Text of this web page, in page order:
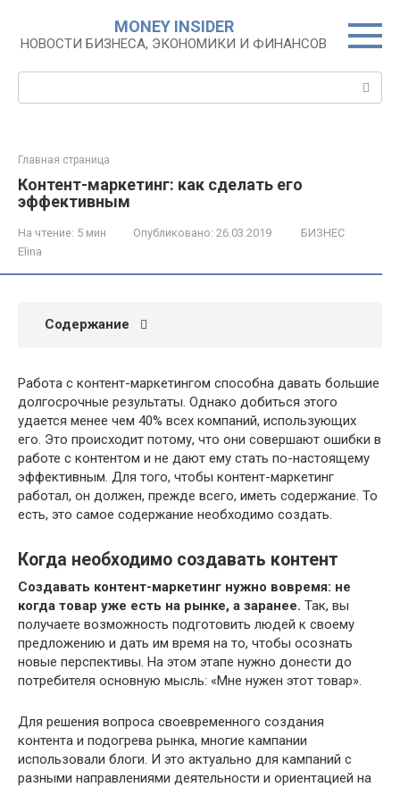
контенту
MONEY INSIDER
НОВОСТИ БИЗНЕСА, ЭКОНОМИКИ И ФИНАНСОВ
Главная страница
Контент-маркетинг: как сделать его
эффективным
На чтение: 5 мин Опубликовано: 26.03.2019
БИЗНЕС
Elina
Содержание
Работа с контент-маркетингом способна давать большие
долгосрочные результаты. Однако добиться этого
удается менее чем 40% всех компаний, использующих
его. Это происходит потому, что они совершают ошибки в
работе с контентом и не дают ему стать по-настоящему
эффективным. Для того, чтобы контент-маркетинг
работал, он должен, прежде всего, иметь содержание. То
есть, это самое содержание необходимо создать.
Когда необходимо создавать контент
Создавать контент-маркетинг нужно вовремя: не
когда товар уже есть на рынке, а заранее. Так, вы
получаете возможность подготовить людей к своему
предложению и дать им время на то, чтобы осознать
новые перспективы. На этом этапе нужно донести до
потребителя основную мысль: «Мне нужен этот товар».
Для решения вопроса своевременного создания
контента и подогрева рынка, многие кампании
использовали блоги. И это актуально для кампаний с
разными направлениями деятельности и ориентацией на